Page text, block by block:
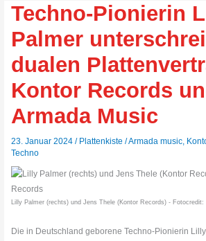
Techno-Pionierin
Palmer
dualen
Kontor Records
Armada Music
23. Januar 2024/ Plattenkiste /Armada music
Techno
Lilly Palmer (rechts) und Jens Thele (Kontor Records) - Fotocredit:
Die in Deutschland geborene Techno-Pionierin